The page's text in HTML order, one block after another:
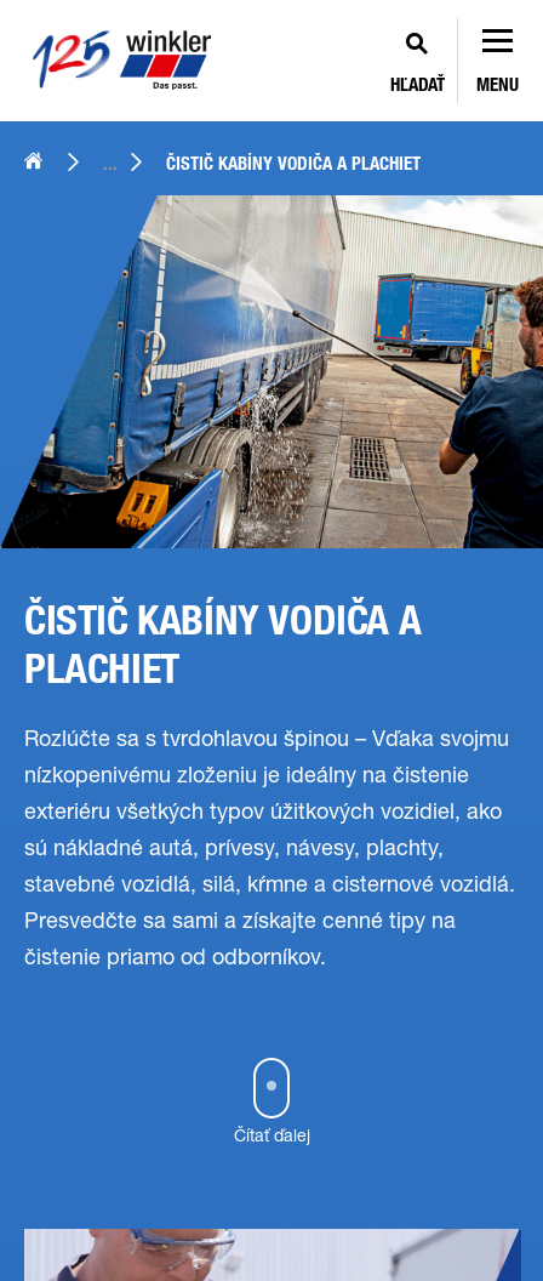
HĽADAŤ MENU
... ČISTIČ KABÍNY VODIČA A PLACHIET
ČISTIČ KABÍNY VODIČA A
PLACHIET
Rozlúčte sa s tvrdohlavou špinou – Vďaka svojmu
nízkopenivému zloženiu je ideálny na čistenie
exteriéru všetkých typov úžitkových vozidiel, ako
sú nákladné autá, prívesy, návesy, plachty,
stavebné vozidlá, silá, kŕmne a cisternové vozidlá.
Presvedčte sa sami a získajte cenné tipy na
čistenie priamo od odborníkov.
Čítať ďalej